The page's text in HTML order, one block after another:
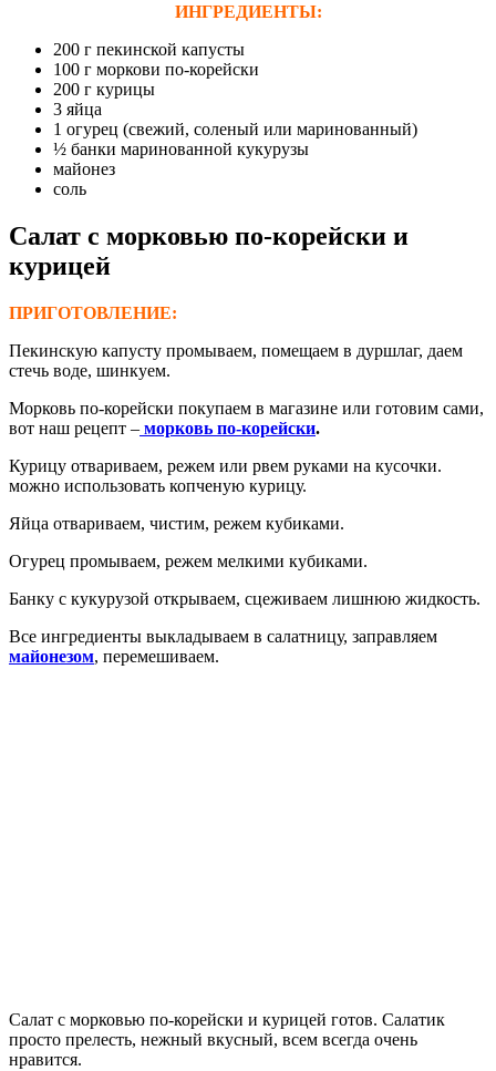
ИНГРЕДИЕНТЫ:
200 г пекинской капусты
100 г моркови по-корейски
200 г курицы
3 яйца
1 огурец (свежий, соленый или маринованный)
½ банки маринованной кукурузы
майонез
соль
Салат с морковью по-корейски и
курицей
ПРИГОТОВЛЕНИЕ:
Пекинскую капусту промываем, помещаем в дуршлаг, даем
стечь воде, шинкуем.
Морковь по-корейски покупаем в магазине или готовим сами,
вот наш рецепт – морковь по-корейски.
Курицу отвариваем, режем или рвем руками на кусочки.
можно использовать копченую курицу.
Яйца отвариваем, чистим, режем кубиками.
Огурец промываем, режем мелкими кубиками.
Банку с кукурузой открываем, сцеживаем лишнюю жидкость.
Все ингредиенты выкладываем в салатницу, заправляем
майонезом, перемешиваем.
Салат с морковью по-корейски и курицей готов. Салатик
просто прелесть, нежный вкусный, всем всегда очень
нравится.